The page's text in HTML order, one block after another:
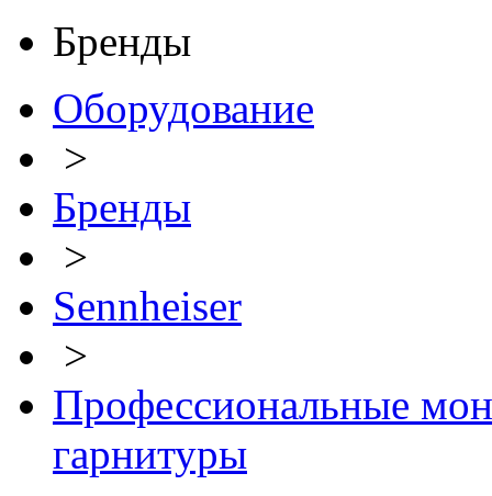
Бренды
Оборудование
>
Бренды
>
Sennheiser
>
Профессиональные
гарнитуры